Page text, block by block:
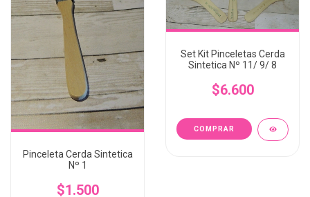
Pinceleta Cerda Sintetica
Nº 1
$1.500
Set Kit Pinceletas Cerda
Sintetica Nº 11/ 9/ 8
$6.600